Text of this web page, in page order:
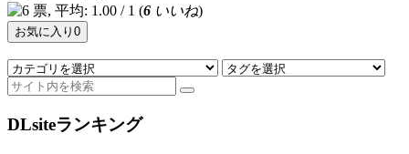
(6 いいね)
お気に入り 0
DLsiteランキング